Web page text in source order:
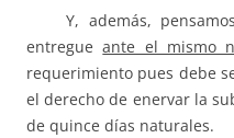
Y, además,
entregueante el mismo
requerimiento pues debe
el derecho de enervar la
de quince días naturales.